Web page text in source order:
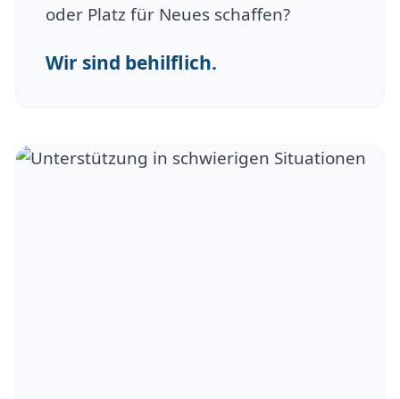
oder Platz für Neues schaffen?
Wir sind behilflich.